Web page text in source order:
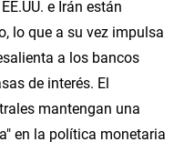
e Irán están
lo que a su vez impulsa
a los bancos
de interés. El
mantengan una
en la política monetaria